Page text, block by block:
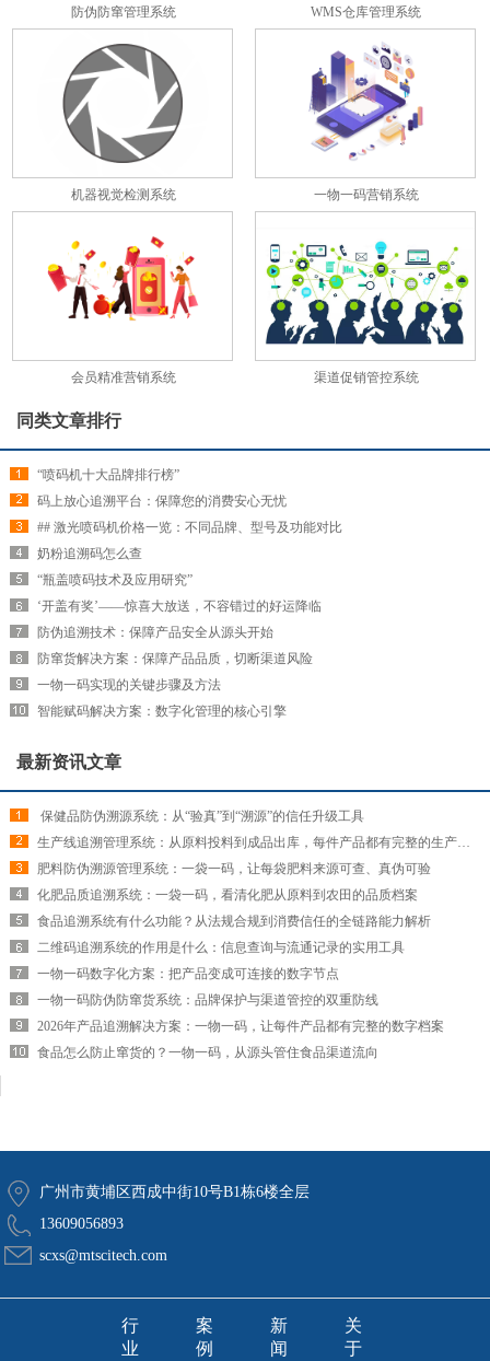
防伪防窜管理系统 WMS仓库管理系统
机器视觉检测系统 一物一码营销系统
会员精准营销系统 渠道促销管控系统
同类文章排行
“喷码机十大品牌排行榜”
码上放心追溯平台：保障您的消费安心无忧
## 激光喷码机价格一览：不同品牌、型号及功能对比
奶粉追溯码怎么查
“瓶盖喷码技术及应用研究”
‘开盖有奖’——惊喜大放送，不容错过的好运降临
防伪追溯技术：保障产品安全从源头开始
防窜货解决方案：保障产品品质，切断渠道风险
一物一码实现的关键步骤及方法
智能赋码解决方案：数字化管理的核心引擎
最新资讯文章
​ 保健品防伪溯源系统：从“验真”到“溯源”的信任升级工具
生产线追溯管理系统：从原料投料到成品出库，每件产品都有完整的生产履历
肥料防伪溯源管理系统：一袋一码，让每袋肥料来源可查、真伪可验
化肥品质追溯系统：一袋一码，看清化肥从原料到农田的品质档案
食品追溯系统有什么功能？从法规合规到消费信任的全链路能力解析
二维码追溯系统的作用是什么：信息查询与流通记录的实用工具
一物一码数字化方案：把产品变成可连接的数字节点
一物一码防伪防窜货系统：品牌保护与渠道管控的双重防线
2026年产品追溯解决方案：一物一码，让每件产品都有完整的数字档案
食品怎么防止窜货的？一物一码，从源头管住食品渠道流向
广州市黄埔区西成中街10号B1栋6楼全层
13609056893
scxs@mtscitech.com
行
业
案
例
新
闻
关
于